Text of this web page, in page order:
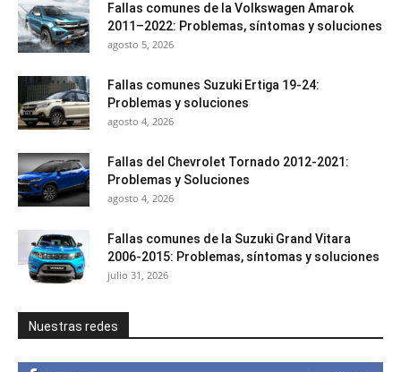
Fallas comunes de la Volkswagen Amarok
2011–2022: Problemas, síntomas y soluciones
agosto 5, 2026
Fallas comunes Suzuki Ertiga 19-24:
Problemas y soluciones
agosto 4, 2026
Fallas del Chevrolet Tornado 2012-2021:
Problemas y Soluciones
agosto 4, 2026
Fallas comunes de la Suzuki Grand Vitara
2006-2015: Problemas, síntomas y soluciones
julio 31, 2026
Nuestras redes